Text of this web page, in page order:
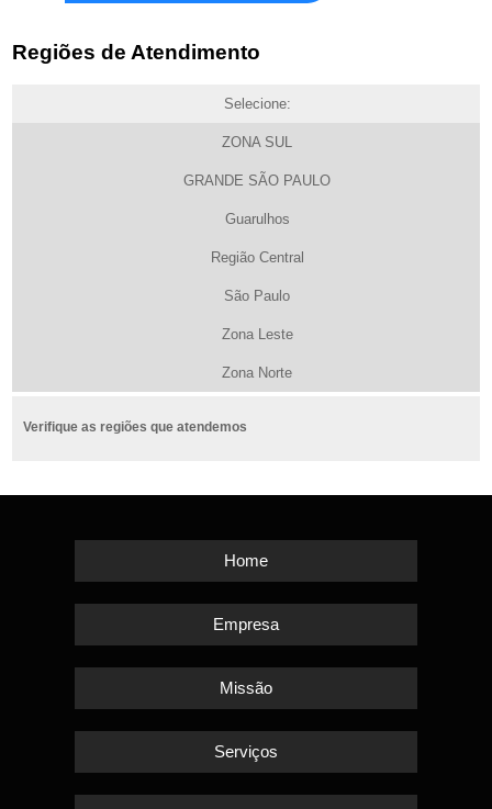
Regiões de Atendimento
Selecione:
ZONA SUL
GRANDE SÃO PAULO
Guarulhos
Região Central
São Paulo
Zona Leste
Zona Norte
Verifique as regiões que atendemos
Home
Empresa
Missão
Serviços